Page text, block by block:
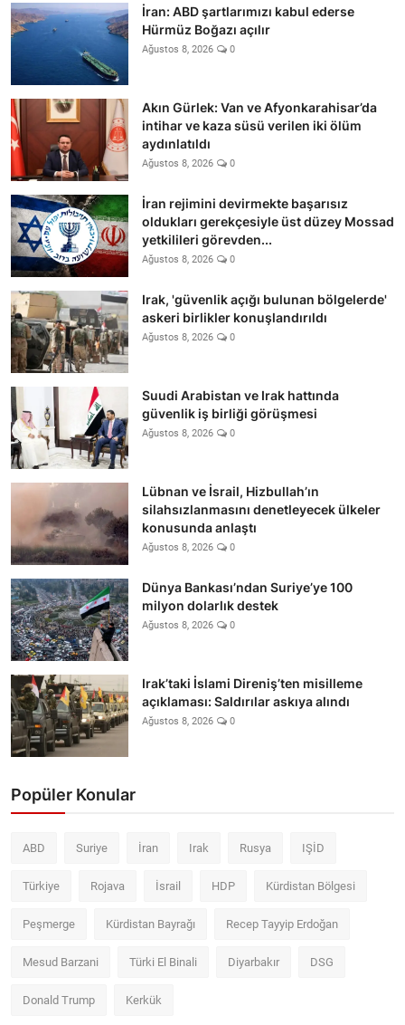
İran: ABD şartlarımızı kabul ederse
Hürmüz Boğazı açılır
Ağustos 8, 2026 0
Akın Gürlek: Van ve Afyonkarahisar’da
intihar ve kaza süsü verilen iki ölüm
aydınlatıldı
Ağustos 8, 2026 0
İran rejimini devirmekte başarısız
oldukları gerekçesiyle üst düzey Mossad
yetkilileri görevden...
Ağustos 8, 2026 0
Irak, 'güvenlik açığı bulunan bölgelerde'
askeri birlikler konuşlandırıldı
Ağustos 8, 2026 0
Suudi Arabistan ve Irak hattında
güvenlik iş birliği görüşmesi
Ağustos 8, 2026 0
Lübnan ve İsrail, Hizbullah’ın
silahsızlanmasını denetleyecek ülkeler
konusunda anlaştı
Ağustos 8, 2026 0
Dünya Bankası’ndan Suriye’ye 100
milyon dolarlık destek
Ağustos 8, 2026 0
Irak’taki İslami Direniş’ten misilleme
açıklaması: Saldırılar askıya alındı
Ağustos 8, 2026 0
Popüler Konular
ABD Suriye İran Irak Rusya IŞİD
Türkiye Rojava İsrail HDP Kürdistan Bölgesi
Peşmerge Kürdistan Bayrağı Recep Tayyip Erdoğan
Mesud Barzani Türki El Binali Diyarbakır DSG
Donald Trump Kerkük